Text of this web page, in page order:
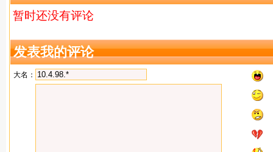
暂时还没有评论
发表我的评论
大名：